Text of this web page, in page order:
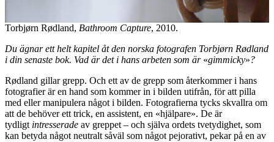
Torbjørn Rødland, Bathroom Capture, 2010.
Du ägnar ett helt kapitel åt den norska fotografen Torbjørn Rødland
i din senaste bok. Vad är det i hans arbeten som är «gimmicky»?
Rødland gillar grepp. Och ett av de grepp som återkommer i hans
fotografier är en hand som kommer in i bilden utifrån, för att pilla
med eller manipulera något i bilden. Fotografierna tycks skvallra om
att de behöver ett trick, en assistent, en «hjälpare». De är
tydligt intresserade av greppet – och själva ordets tvetydighet, som
kan betyda något neutralt såväl som något pejorativt, pekar på en av